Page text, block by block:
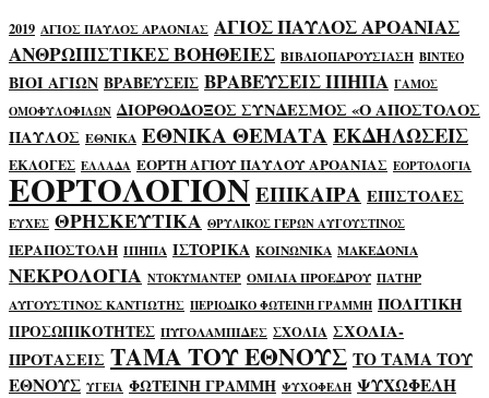
2019 ΑΓΙΟΣ ΠΑΥΛΟΣ ΑΡΑΟΝΙΑΣ ΑΓΙΟΣ ΠΑΥΛΟΣ ΑΡΟΑΝΙΑΣ
ΑΝΘΡΩΠΙΣΤΙΚΕΣ ΒΟΗΘΕΙΕΣ ΒΙΒΛΙΟΠΑΡΟΥΣΙΑΣΗ ΒΙΝΤΕΟ
ΒΙΟΙ ΑΓΙΩΝ ΒΡΑΒΕΥΣΕΙΣ ΒΡΑΒΕΥΣΕΙΣ ΙΠΗΠΑ ΓΑΜΟΣ
ΟΜΟΦΥΛΟΦΙΛΩΝ ΔΙΟΡΘΟΔΟΞΟΣ ΣΥΝΔΕΣΜΟΣ «Ο ΑΠΟΣΤΟΛΟΣ
ΠΑΥΛΟΣ ΕΘΝΙΚΑ ΕΘΝΙΚΑ ΘΕΜΑΤΑΕΚΔΗΛΩΣΕΙΣ
ΕΚΛΟΓΕΣ ΕΛΛΑΔΑ ΕΟΡΤΗ ΑΓΙΟΥ ΠΑΥΛΟΥ ΑΡΟΑΝΙΑΣ ΕΟΡΤΟΛΟΓΙΑ
ΕΟΡΤΟΛΟΓΙΟΝΕΠΙΚΑΙΡΑ ΕΠΙΣΤΟΛΕΣ
ΕΥΧΕΣ ΘΡΗΣΚΕΥΤΙΚΑ ΘΡΥΛΙΚΟΣ ΓΕΡΩΝ ΑΥΓΟΥΣΤΙΝΟΣ
ΙΕΡΑΠΟΣΤΟΛΗ ΙΠΗΠΑ ΙΣΤΟΡΙΚΑ ΚΟΙΝΩΝΙΚΑ ΜΑΚΕΔΟΝΙΑ
ΝΕΚΡΟΛΟΓΙΑ ΝΤΟΚΥΜΑΝΤΕΡ ΟΜΙΛΙΑ ΠΡΟΕΔΡΟΥ ΠΑΤΗΡ
ΑΥΓΟΥΣΤΙΝΟΣ ΚΑΝΤΙΩΤΗΣ ΠΕΡΙΟΔΙΚΟ ΦΩΤΕΙΝΗ ΓΡΑΜΜΗ ΠΟΛΙΤΙΚΗ
ΠΡΟΣΩΠΙΚΟΤΗΤΕΣ ΠΥΓΟΛΑΜΠΙΔΕΣ ΣΧΟΛΙΑ ΣΧΟΛΙΑ-
ΠΡΟΤΑΣΕΙΣ ΤΑΜΑ ΤΟΥ ΕΘΝΟΥΣ ΤΟ ΤΑΜΑ ΤΟΥ
ΕΘΝΟΥΣ ΥΓΕΙΑ ΦΩΤΕΙΝΗ ΓΡΑΜΜΗ ΨΥΧΟΦΕΛΗ ΨΥΧΩΦΕΛΗ